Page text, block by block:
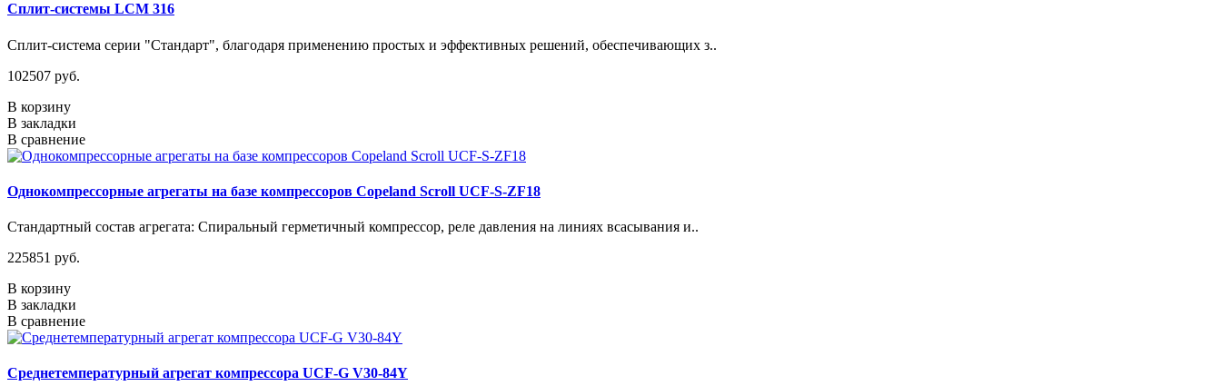
Сплит-системы LCM 316
Сплит-система серии "Стандарт", благодаря применению простых и эффективных решений, обеспечивающих з..
102507 руб.
В корзину
В закладки
В сравнение
Однокомпрессорные агрегаты на базе компрессоров Copeland Scroll UCF-S-ZF18
Стандартный состав агрегата: Спиральный герметичный компрессор, реле давления на линиях всасывания и..
225851 руб.
В корзину
В закладки
В сравнение
Среднетемпературный агрегат компрессора UCF-G V30-84Y